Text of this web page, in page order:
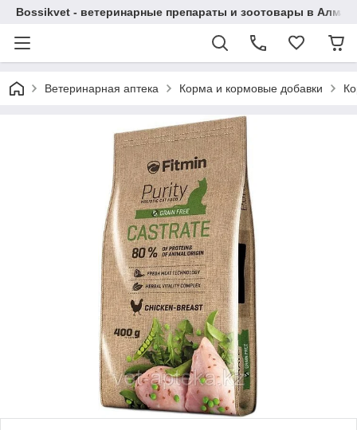
Bossikvet - ветеринарные препараты и зоотовары в
Ветеринарная аптека Корма и кормовые добавки